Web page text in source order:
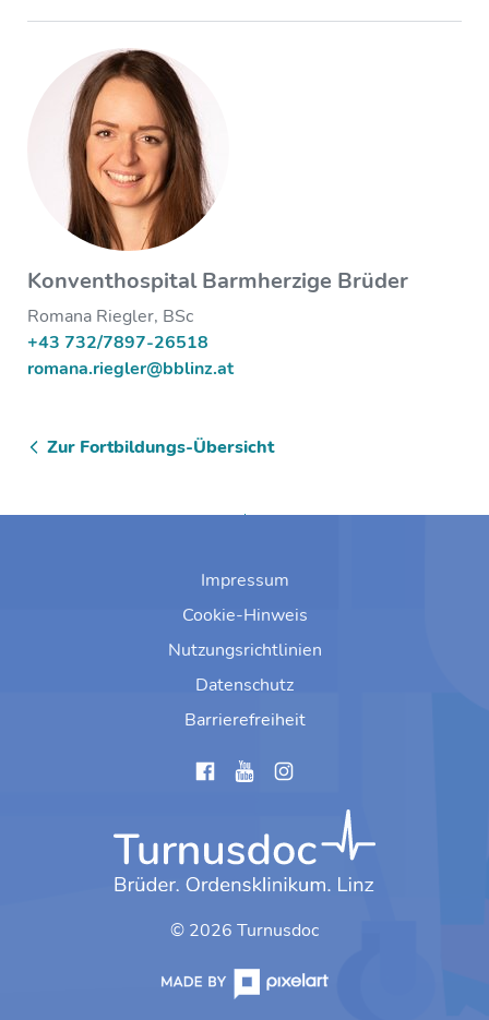
Konventhospital Barmherzige Brüder
Romana Riegler, BSc
+43 732/7897-26518
romana.riegler@bblinz.at
Zur Fortbildungs-Übersicht
Impressum
Cookie-Hinweis
Nutzungsrichtlinien
Datenschutz
Barrierefreiheit
instagram
© 2026 Turnusdoc